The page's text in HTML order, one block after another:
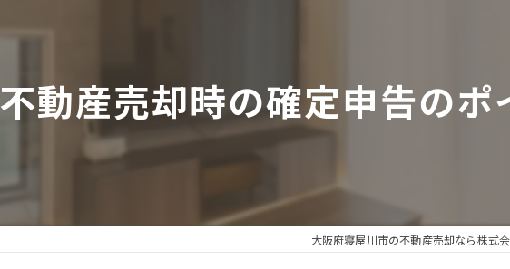
不動産売却時の確定申告のポ
大阪府寝屋川市の不動産売却なら株式